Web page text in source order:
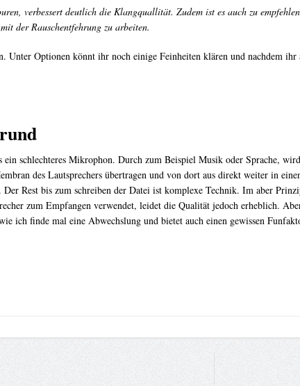
verbessert deutlich die Klangquallität. Zudem ist es auch zu
der Rauschentfehrung zu arbeiten.
Optionen könnt ihr noch einige Feinheiten klären und nachdem
schlechteres Mikrophon. Durch zum Beispiel Musik oder Sprache,
des Lautsprechers übertragen und von dort aus direkt weiter in
Rest bis zum schreiben der Datei ist komplexe Technik. Im aber
zum Empfangen verwendet, leidet die Qualität jedoch erheblich.
ich finde mal eine Abwechslung und bietet auch einen gewissen